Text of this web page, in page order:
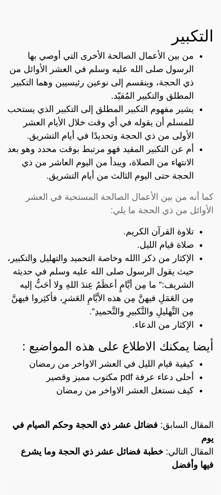
التكبير
من بين الأعمال الصالحة الأخرى التي أوصي بها
الرسول صلى الله عليه وسلم في العشر الأوائل من
ذي الحجة، وينقسم إلى نوعين رئيسيين وهما التكبير
المطلق والتكبير المُقيّد.
يشير مفهوم التكبير المطلق إلى التكبير الذي يستحب
للمسلم أن يقوله في أي وقت خلال الأيام العشر
الأولى من ذي الحجة وتحديدًا في أيام التشريق.
أم عن التكبير المقيد فهو مرتبط بوقت محدد وهو بعد
الانتهاء من الصلاة، ويبدأ من اليوم العاشر من ذي
الحجة حتى اليوم الثالث من أيام التشريق.
كما أنه من بين الأعمال الصالحة المستحبة في العشر
الأوائل من ذي الحجة ما يلي:
تلاوة القرآن الكريم.
صلاة قيام الليل.
الإكثار من ذكر االله وخاصة التحميد والتهليل والتكبير،
حيث يقول الرسول صلى الله عليه وسلم في حديثه
الشريف:” ما مِن أيَّامٍ أعظَمُ عِندَ اللهِ ولا أحَبُّ إليه
مِن العَمَلِ فيهنَّ مِن هذه الأيَّامِ العَشرِ، فأكثِروا فيهنَّ
مِن التَّهليلِ والتَّكبيرِ والتَّحميدِ”.
الإكثار من الدعاء.
أيضا يمكنك الاطلاع على هذه المواضيع :
كيفية قيام الليل في العشر الاواخر من رمضان
أحلى دعاء عرفة pdf مكتوب مميز وقصير
كيف نستغل العشر الاواخر من رمضان
المقال السابق: فضائل عشر ذي الحجة وحكم الصيام في
يوم
المقال التالي: خطبة فضائل عشر ذي الحجة وما يشرع
فيها وأفضل